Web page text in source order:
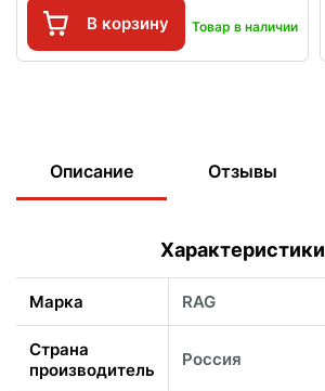
В корзину Товар в наличии
Описание Отзывы
Характеристики
Марка RAG
Страна
производитель
Россия